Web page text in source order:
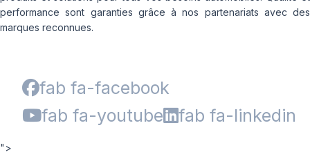
performance sont garanties grâce à nos partenariats avec des
marques reconnues.
fab fa-facebook
fab fa-youtube
fab fa-linkedin
">